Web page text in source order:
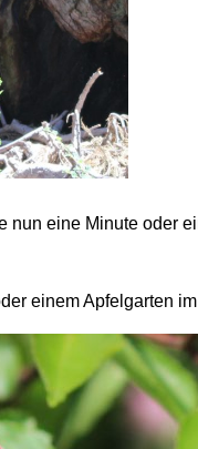
nun eine Minute oder
einem Apfelgarten